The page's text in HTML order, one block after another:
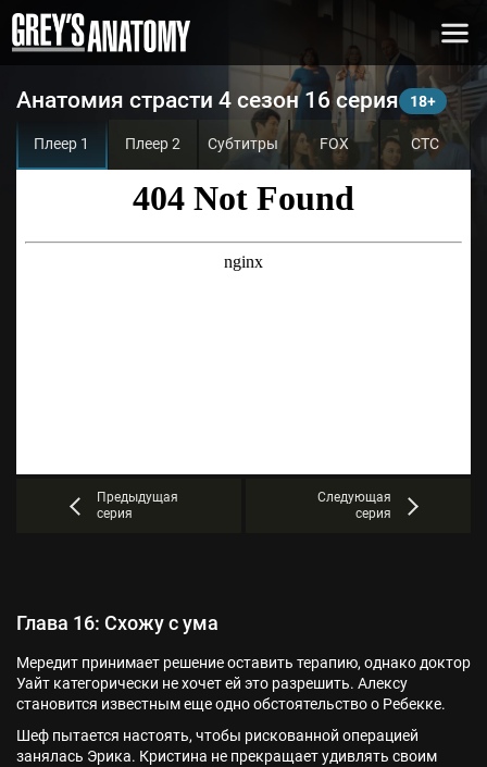
Анатомия страсти 4 сезон 16 серия
Плеер 1 Плеер 2 Субтитры FOX СТС
Предыдущая
серия
Следующая
серия
Глава 16: Схожу с ума
Мередит принимает решение оставить терапию, однако доктор
Уайт категорически не хочет ей это разрешить. Алексу
становится известным еще одно обстоятельство о Ребекке.
Шеф пытается настоять, чтобы рискованной операцией
занялась Эрика. Кристина не прекращает удивлять своим